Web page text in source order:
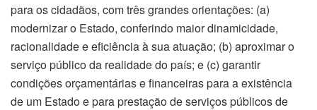
para os cidadãos, com três grandes orientações: (a)
modernizar o Estado, conferindo maior dinamicidade,
racionalidade e eficiência à sua atuação; (b) aproximar o
serviço público da realidade do país; e (c) garantir
condições orçamentárias e financeiras para a existência
de um Estado e para prestação de serviços públicos de